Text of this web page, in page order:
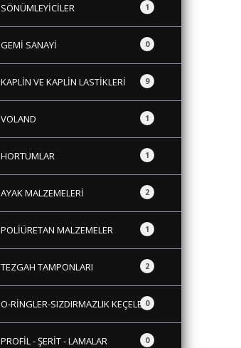
1
SÖNÜMLEYİCİLER
0
GEMİ SANAYİ
9
KAPLİN VE KAPLİN LASTİKLERİ
1
VOLAND
1
HORTUMLAR
2
AYAK MALZEMELERİ
1
POLİÜRETAN MALZEMELER
2
TEZGAH TAMPONLARI
0
O-RİNGLER-SIZDIRMAZLIK KEÇELERİ
0
PROFİL - ŞERİT - LAMALAR